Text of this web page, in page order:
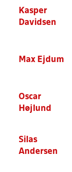
Kasper
Davidsen
Max Ejdum
Oscar
Højlund
Silas
Andersen